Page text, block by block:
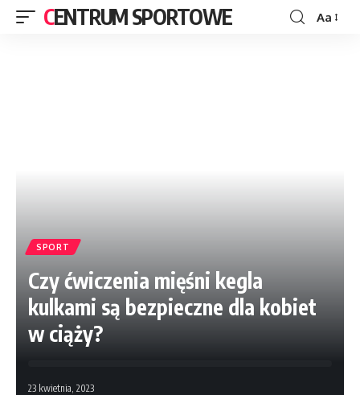
CENTRUM SPORTOWE Aa
SPORT
Czy ćwiczenia mięśni kegla
kulkami są bezpieczne dla kobiet
w ciąży?
23 kwietnia, 2023